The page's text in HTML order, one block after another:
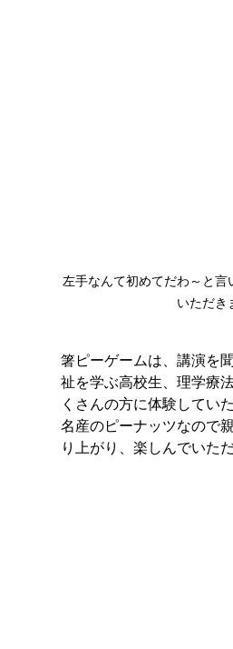
左手なんて初めてだわ～と
いただき
箸ピーゲームは、講演を
祉を学ぶ高校生、理学療
くさんの方に体験してい
名産のピーナッツなので
り上がり、楽しんでいた